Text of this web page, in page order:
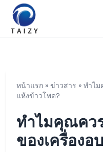
หน้าแรก » ข่าวสาร » ทำไ
แห้งข้าวโพด?
ทำไมคุณค
ของเครื่องอ